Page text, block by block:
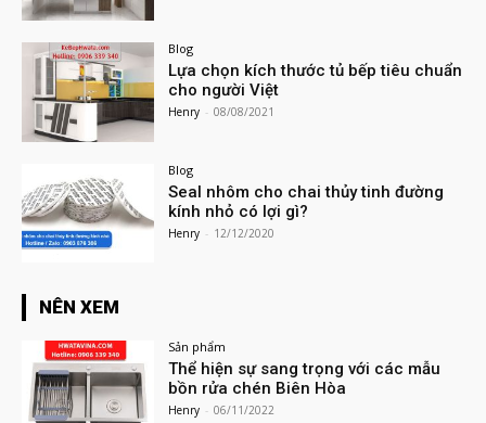
Blog
Lựa chọn kích thước tủ bếp tiêu chuẩn
cho người Việt
Henry - 08/08/2021
Blog
Seal nhôm cho chai thủy tinh đường
kính nhỏ có lợi gì?
Henry - 12/12/2020
NÊN XEM
Sản phẩm
Thể hiện sự sang trọng với các mẫu
bồn rửa chén Biên Hòa
Henry - 06/11/2022